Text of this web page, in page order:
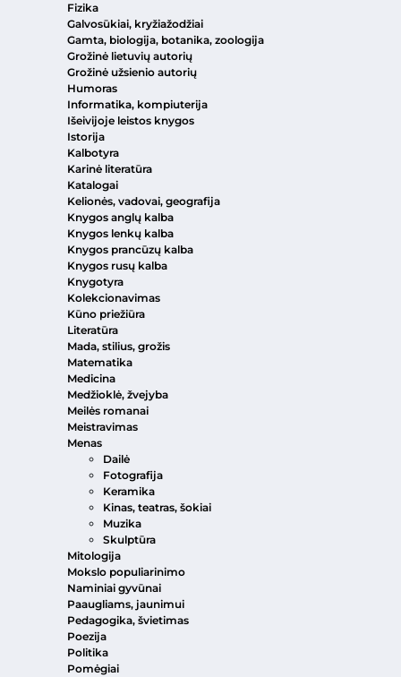
Fizika
Galvosūkiai, kryžiažodžiai
Gamta, biologija, botanika, zoologija
Grožinė lietuvių autorių
Grožinė užsienio autorių
Humoras
Informatika, kompiuterija
Išeivijoje leistos knygos
Istorija
Kalbotyra
Karinė literatūra
Katalogai
Kelionės, vadovai, geografija
Knygos anglų kalba
Knygos lenkų kalba
Knygos prancūzų kalba
Knygos rusų kalba
Knygotyra
Kolekcionavimas
Kūno priežiūra
Literatūra
Mada, stilius, grožis
Matematika
Medicina
Medžioklė, žvejyba
Meilės romanai
Meistravimas
Menas
Dailė
Fotografija
Keramika
Kinas, teatras, šokiai
Muzika
Skulptūra
Mitologija
Mokslo populiarinimo
Naminiai gyvūnai
Paaugliams, jaunimui
Pedagogika, švietimas
Poezija
Politika
Pomėgiai